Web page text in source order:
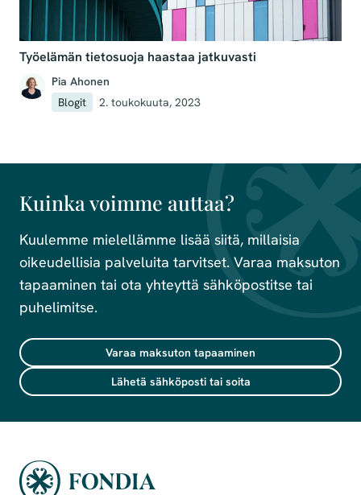
Työelämän tietosuoja haastaa jatkuvasti
Pia Ahonen
Blogit
2. toukokuuta, 2023
Kuinka voimme auttaa?
Kuulemme mielellämme lisää siitä, millaisia
oikeudellisia palveluita tarvitset. Varaa maksuton
tapaaminen tai ota yhteyttä sähköpostitse tai
puhelimitse.
Varaa maksuton tapaaminen
Lähetä sähköposti tai soita